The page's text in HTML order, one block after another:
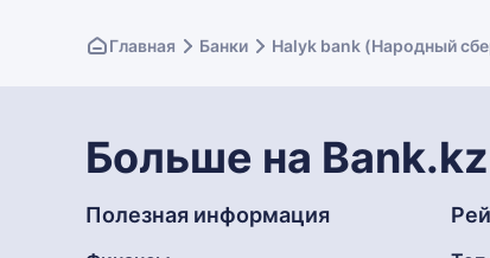
Главная Банки Halyk bank (Народный
Больше на Bank.kz
Полезная информация